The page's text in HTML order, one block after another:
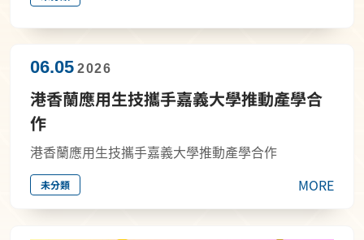
06.05 2026
港香蘭應用生技攜手嘉義大學推動產學合
作
港香蘭應用生技攜手嘉義大學推動產學合作
未分類 MORE